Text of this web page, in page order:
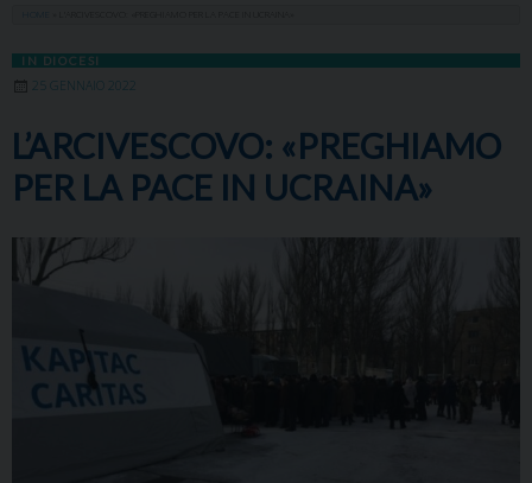
IN DIOCESI
25 GENNAIO 2022
L’ARCIVESCOVO: «PREGHIAMO
PER LA PACE IN UCRAINA»